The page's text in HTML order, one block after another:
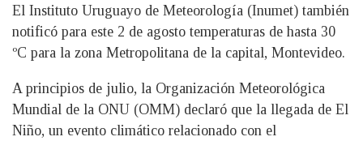
El Instituto Uruguayo de Meteorología (Inumet) también
notificó para este 2 de agosto temperaturas de hasta 30
ºC para la zona Metropolitana de la capital, Montevideo.
A principios de julio, la Organización Meteorológica
Mundial de la ONU (OMM) declaró que la llegada de El
Niño, un evento climático relacionado con el